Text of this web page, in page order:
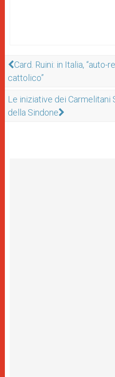
Card. Ruini: in Italia,
cattolico”
Le iniziative dei Carmelitani
della Sindone